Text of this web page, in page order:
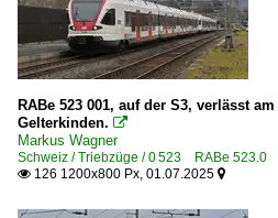
RABe 523 001, auf der S3, verlässt
Gelterkinden. 
Markus Wagner
Schweiz / Triebzüge / 0 523 RABe
 126 1200x800 Px, 01.07.2025 